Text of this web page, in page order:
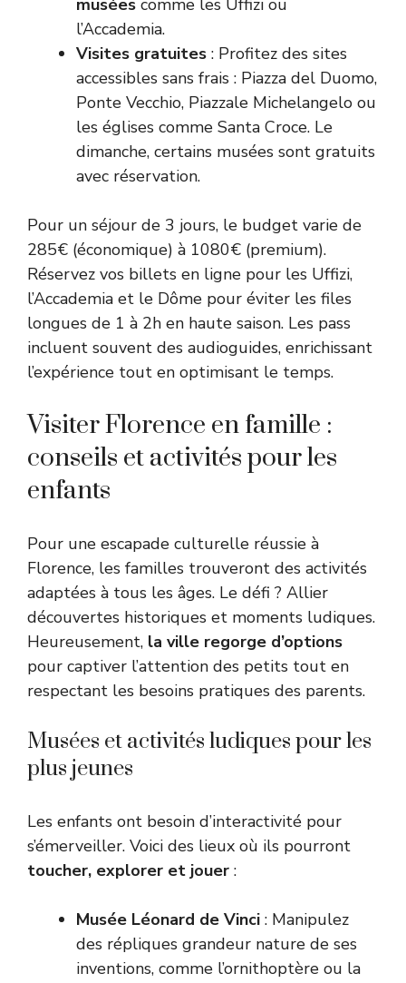
l’Accademia.
Visites gratuites : Profitez des sites
accessibles sans frais : Piazza del Duomo,
Ponte Vecchio, Piazzale Michelangelo ou
les églises comme Santa Croce. Le
dimanche, certains musées sont gratuits
avec réservation.
Pour un séjour de 3 jours, le budget varie de
285€ (économique) à 1080€ (premium).
Réservez vos billets en ligne pour les Uffizi,
l’Accademia et le Dôme pour éviter les files
longues de 1 à 2h en haute saison. Les pass
incluent souvent des audioguides, enrichissant
l’expérience tout en optimisant le temps.
Visiter Florence en famille :
conseils et activités pour les
enfants
Pour une escapade culturelle réussie à
Florence, les familles trouveront des activités
adaptées à tous les âges. Le défi ? Allier
découvertes historiques et moments ludiques.
Heureusement, la ville regorge d’options
pour captiver l’attention des petits tout en
respectant les besoins pratiques des parents.
Musées et activités ludiques pour les
plus jeunes
Les enfants ont besoin d’interactivité pour
s’émerveiller. Voici des lieux où ils pourront
toucher, explorer et jouer :
Musée Léonard de Vinci : Manipulez
des répliques grandeur nature de ses
inventions, comme l’ornithoptère ou la